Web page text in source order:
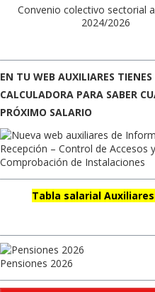
Convenio colectivo sectorial
2024/2026
EN TU WEB AUXILIARES
CALCULADORA PARA SABER
PRÓXIMO SALARIO
Tabla salarial Auxiliares
Pensiones 2026